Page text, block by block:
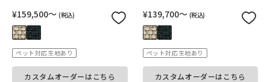
¥159,500〜 (税込)
ペット対応生地あり
カスタムオーダーはこちら
¥139,700〜 (税込)
ペット対応生地あり
カスタムオーダーはこちら